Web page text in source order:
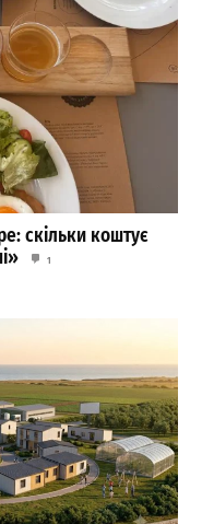
скільки коштує
1